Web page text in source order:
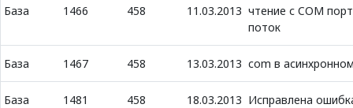
База 1466 458 11.03.2013 чтение с COM
поток
База 1467 458 13.03.2013 com в
База 1481 458 18.03.2013 Исправлена